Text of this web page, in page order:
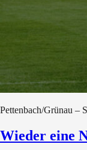
Pettenbach/Grünau –
Wieder eine